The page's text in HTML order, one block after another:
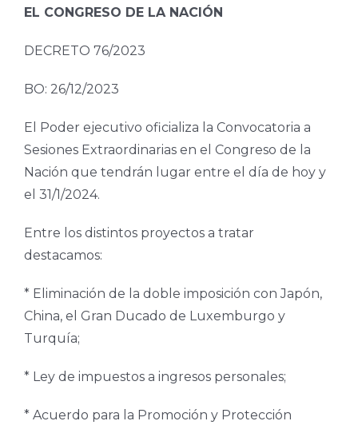
EL CONGRESO DE LA NACIÓN
DECRETO 76/2023
BO: 26/12/2023
El Poder ejecutivo oficializa la Convocatoria a
Sesiones Extraordinarias en el Congreso de la
Nación que tendrán lugar entre el día de hoy y
el 31/1/2024.
Entre los distintos proyectos a tratar
destacamos:
* Eliminación de la doble imposición con Japón,
China, el Gran Ducado de Luxemburgo y
Turquía;
* Ley de impuestos a ingresos personales;
* Acuerdo para la Promoción y Protección